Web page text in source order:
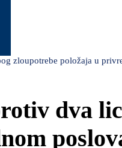
zloupotrebe položaja u
dva